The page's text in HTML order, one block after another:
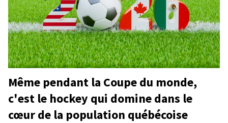
Même pendant la Coupe du monde,
c'est le hockey qui domine dans le
cœur de la population québécoise